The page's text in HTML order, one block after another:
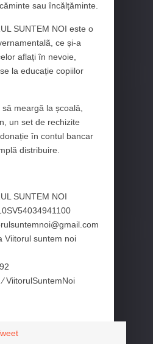
sau încălțăminte.
SUNTEM NOI este o
ce și-a
aflați în nevoie,
la educație copiilor
meargă la școală,
un set de rechizite
în contul bancar
distribuire.
SUNTEM NOI
Viitorul suntem noi
ViitorulSuntemNoi